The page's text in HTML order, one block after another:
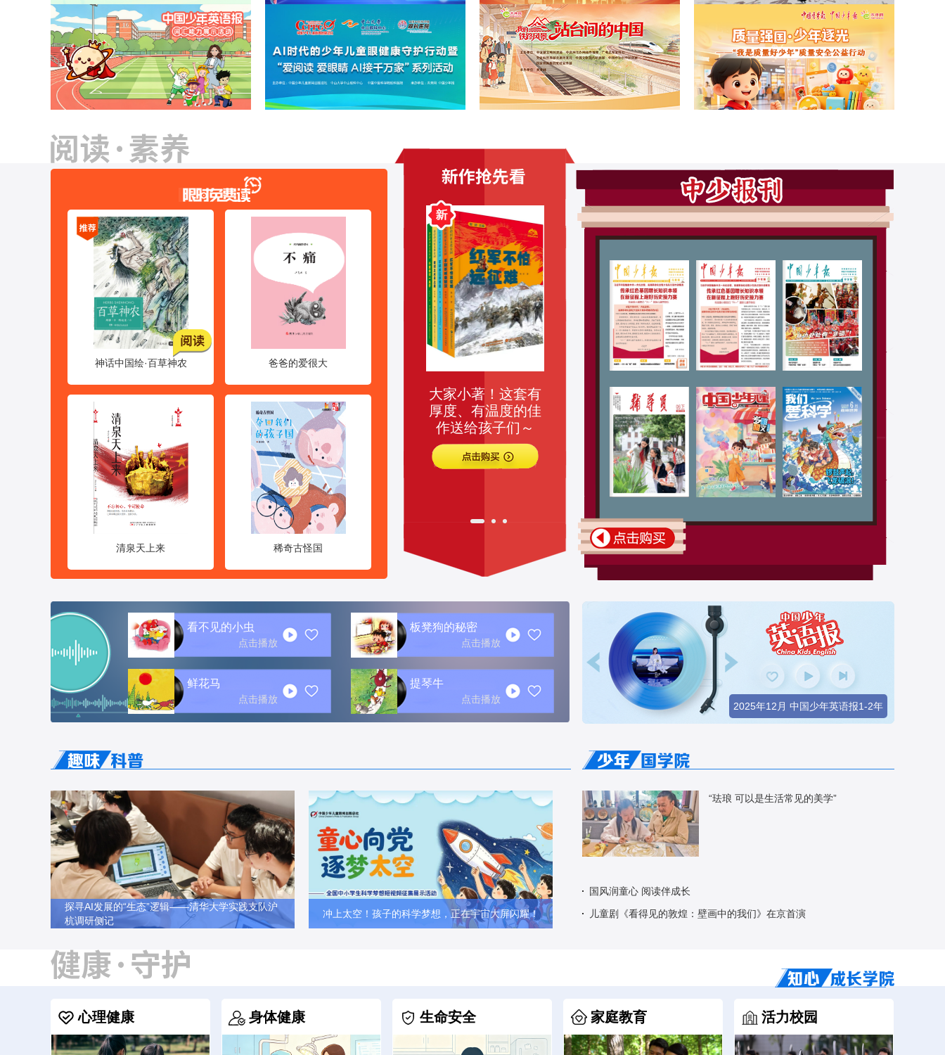
神话中国绘·百草神农 爸爸的爱很大
清泉天上来 稀奇古怪国
【新刊速递】《儿
童文学》（故事）
2026年第5期
大家小著！这套有
厚度、有温度的佳
作送给孩子们～
《讲给孩子的“十五
五”》出版发行
点击购买
【新刊速递】《儿
童文学》（故事）
2026年第5期
点击购买
大家小著！这套有
厚度、有温度的佳
作送给孩子们～
看不见的小虫
点击播放
板凳狗的秘密
点击播放
鲜花马
点击播放
提琴牛
点击播放
探寻AI发展的“生态”逻辑——清华大学实践支队沪
杭调研侧记
冲上太空！孩子的科学梦想，正在宇宙大屏闪耀！
2025年12月 中国少年英语报双语故 2025年12月 中国少年英语报1-2年
“珐琅 可以是生活常见的美学”
国风润童心 阅读伴成长
儿童剧《看得见的敦煌：壁画中的我们》在京首演
知心成长学院
心理健康 身体健康 生命安全 家庭教育 活力校园